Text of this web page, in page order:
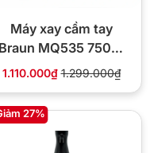
Máy xay cầm tay
Braun MQ535 750W
EasyClick
1.110.000₫ 1.299.000₫
27%